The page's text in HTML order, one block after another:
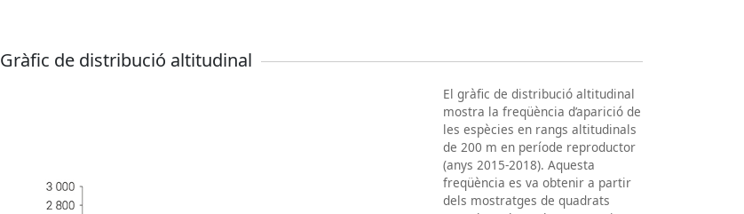
Gràfic de distribució altitudinal
El gràfic de distribució altitudinal
mostra la freqüència d’aparició de
les espècies en rangs altitudinals
de 200 m en període reproductor
(anys 2015-2018). Aquesta
freqüència es va obtenir a partir
dels mostratges de quadrats